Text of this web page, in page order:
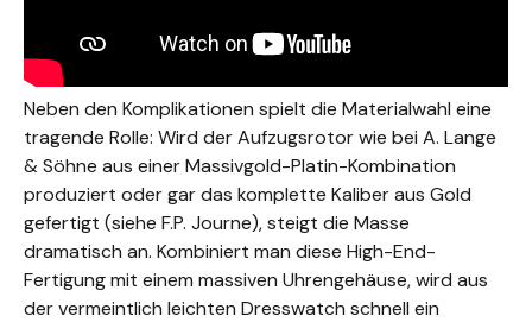
Neben den Komplikationen spielt die Materialwahl eine
tragende Rolle: Wird der Aufzugsrotor wie bei A. Lange
& Söhne aus einer Massivgold-Platin-Kombination
produziert oder gar das komplette Kaliber aus Gold
gefertigt (siehe F.P. Journe), steigt die Masse
dramatisch an. Kombiniert man diese High-End-
Fertigung mit einem massiven Uhrengehäuse, wird aus
der vermeintlich leichten Dresswatch schnell ein